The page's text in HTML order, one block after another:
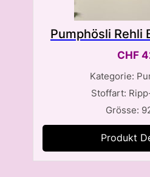
Pumphösli Rehli
CHF
Kategorie:
Stoffart:
Grösse:
Produkt